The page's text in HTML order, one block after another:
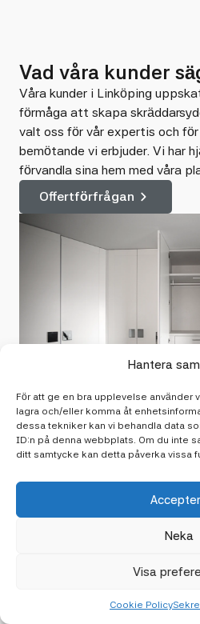
Hantera
För att ge en bra upplevelse använder
lagra och/eller komma åt
dessa tekniker kan vi behandla data
ID:n på denna webbplats. Om du inte
ditt samtycke kan detta påverka vissa
Neka
Visa
Cookie Policy
Vad våra kunder
Våra kunder i Linköping
förmåga att skapa
valt oss för vår expertis och
bemötande vi erbjuder. Vi har
förvandla sina hem med våra
Offertförfrågan
Senaste artiklarna
insikter. Här delar vi med oss